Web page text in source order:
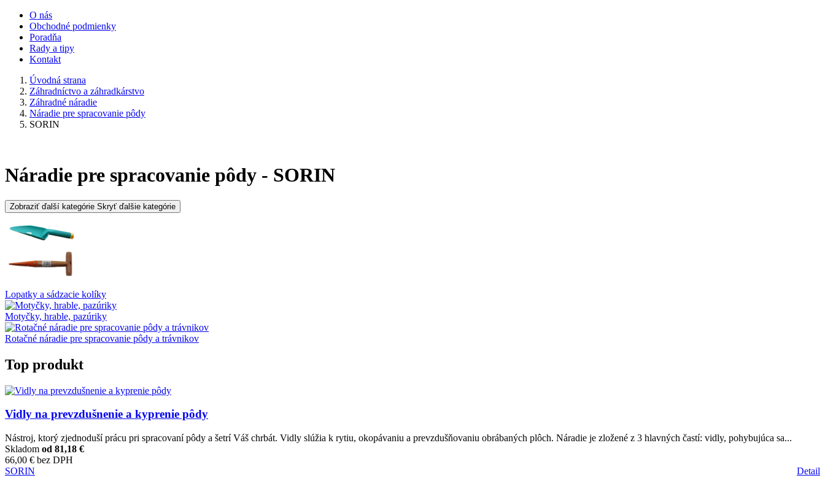
O nás
Obchodné podmienky
Poradňa
Rady a tipy
Kontakt
Úvodná strana
Záhradníctvo a záhradkárstvo
Záhradné náradie
Náradie pre spracovanie pôdy
SORIN
Náradie pre spracovanie pôdy - SORIN
Zobraziť ďalší kategórie Skryť ďalšie kategórie
Lopatky a sádzacie kolíky
Motyčky, hrable, pazúriky
Rotačné náradie pre spracovanie pôdy a trávnikov
Top produkt
Vidly na prevzdušnenie a kyprenie pôdy
Nástroj, ktorý zjednoduší prácu pri spracovaní pôdy a šetrí Váš chrbát. Vidly slúžia k rytiu, okopávaniu a prevzdušňovaniu obrábaných plôch. Náradie je zložené z 3 hlavných častí: vidly, pohybujúca sa...
Skladom od 81,18 €
66,00 € bez DPH
Detail
SORIN